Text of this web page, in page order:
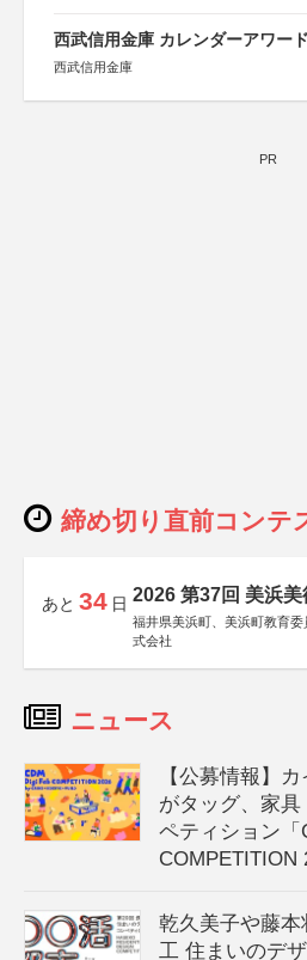
西武信用金庫 カレンダーアワー
西武信用金庫
PR
締め切り直前コンテ
あと 34 日 2026 第37回 美浜美
福井県美浜町、美浜町教育
式会社
ニュース
【公募情報】
がタッグ、家
ペティション「
COMPETITION
乾久美子や藤
工 住まいのデ